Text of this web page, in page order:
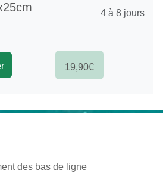
4 à 8 jours
19,90€
des bas de ligne